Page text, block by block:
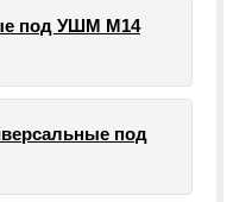
под УШМ М14
под